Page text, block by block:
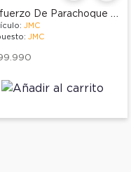
Refuerzo De Parachoque Trasero
JMC
JMC